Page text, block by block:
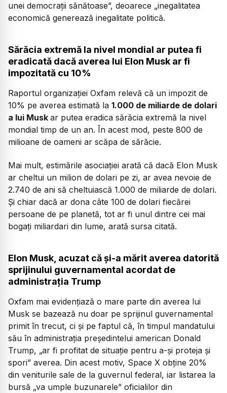
unei democraţii sănătoase”, deoarece „inegalitatea
economică generează inegalitate politică.
Sărăcia extremă la nivel mondial ar putea fi
eradicată dacă averea lui Elon Musk ar fi
impozitată cu 10%
Raportul organizației Oxfam relevă că un impozit de
10% pe averea estimată la 1.000 de miliarde de dolari
a lui Musk ar putea eradica sărăcia extremă la nivel
mondial timp de un an. În acest mod, peste 800 de
milioane de oameni ar scăpa de sărăcie.
Mai mult, estimările asociației arată că dacă Elon Musk
ar cheltui un milion de dolari pe zi, ar avea nevoie de
2.740 de ani să cheltuiască 1.000 de miliarde de dolari.
Și chiar dacă ar dona câte 100 de dolari fiecărei
persoane de pe planetă, tot ar fi unul dintre cei mai
bogați miliardari din lume, arată sursa citată.
Elon Musk, acuzat că și-a mărit averea datorită
sprijinului guvernamental acordat de
administrația Trump
Oxfam mai evidențiază o mare parte din averea lui
Musk se bazează nu doar pe sprijinul guvernamental
primit în trecut, ci şi pe faptul că, în timpul mandatului
său în administraţia preşedintelui american Donald
Trump, „ar fi profitat de situaţie pentru a-şi proteja şi
spori” averea. Din acest motiv, Space X obține 20%
din veniturile sale de la guvernul federal, iar listarea la
bursă „va umple buzunarele” oficialilor din